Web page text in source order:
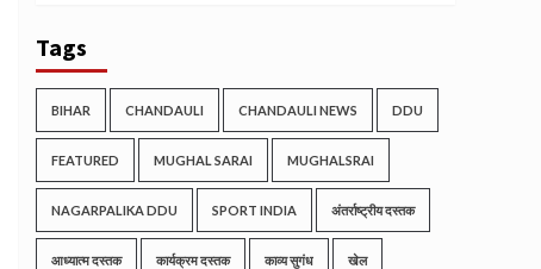
Tags
BIHAR CHANDAULI CHANDAULI NEWS DDU
FEATURED MUGHAL SARAI MUGHALSRAI
NAGARPALIKA DDU SPORT INDIA अंतर्राष्ट्रीय दस्तक
आध्यात्म दस्तक कार्यक्रम दस्तक काव्य सुगंध खेल